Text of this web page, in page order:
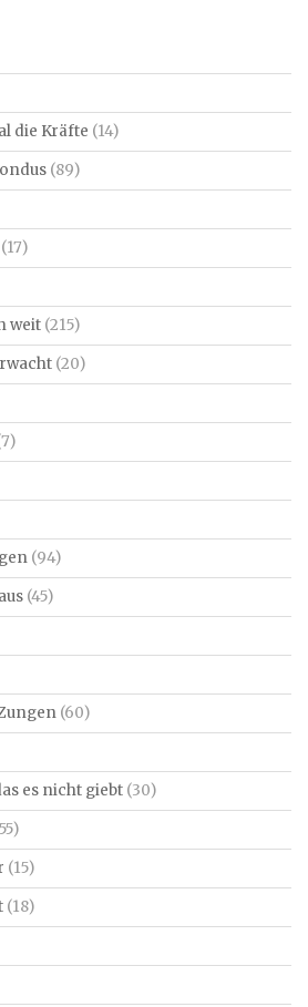
die Kräfte (14)
(89)
(17)
weit (215)
(20)
(94)
(45)
(60)
es nicht giebt (30)
(15)
(18)